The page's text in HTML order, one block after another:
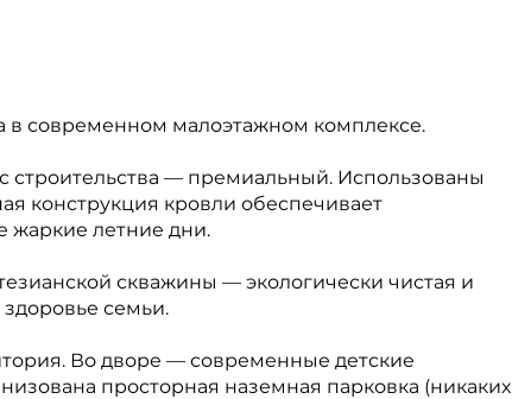
в современном малоэтажном комплексе.
строительства — премиальный. Использованы
конструкция кровли обеспечивает
жаркие летние дни.
скважины — экологически чистая и
семьи.
Во дворе — современные детские
просторная наземная парковка (никаких